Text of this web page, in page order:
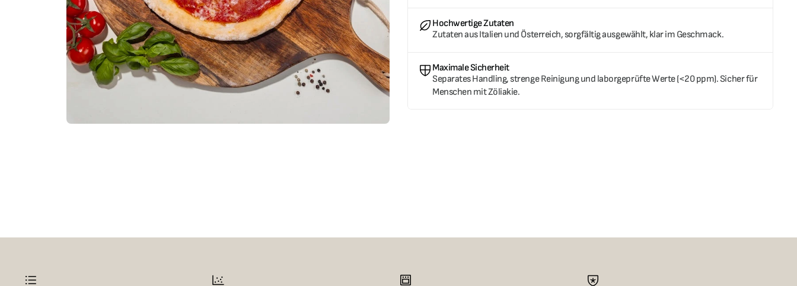
Hochwertige Zutaten
Zutaten aus Italien und Österreich, sorgfältig ausgewählt, klar im Geschmack.
Maximale Sicherheit
Separates Handling, strenge Reinigung und laborgeprüfte Werte (<20 ppm). Sicher für
Menschen mit Zöliakie.